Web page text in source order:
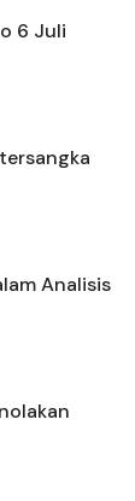
6 Juli
Analisis